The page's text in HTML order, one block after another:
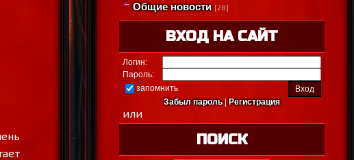
Общие новости [28]
ВХОД НА САЙТ
Логин:
Пароль:
запомнить
Забыл пароль|Регистрация
или
ПОИСК